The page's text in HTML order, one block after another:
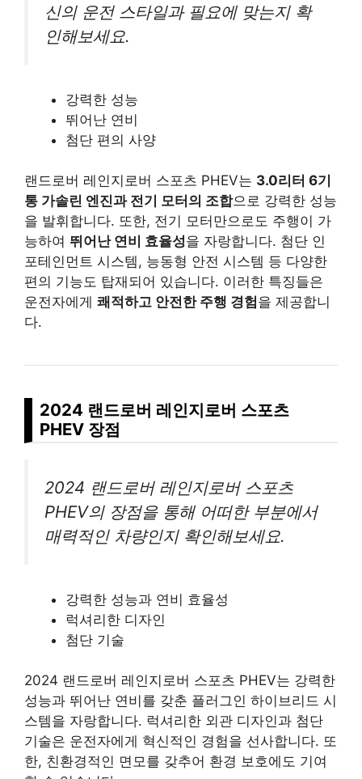
신의 운전 스타일과 필요에 맞는지 확
인해보세요.
강력한 성능
뛰어난 연비
첨단 편의 사양
랜드로버 레인지로버 스포츠 PHEV는 3.0리터 6기
통 가솔린 엔진과 전기 모터의 조합으로 강력한 성능
을 발휘합니다. 또한, 전기 모터만으로도 주행이 가
능하여 뛰어난 연비 효율성을 자랑합니다. 첨단 인
포테인먼트 시스템, 능동형 안전 시스템 등 다양한
편의 기능도 탑재되어 있습니다. 이러한 특징들은
운전자에게 쾌적하고 안전한 주행 경험을 제공합니
다.
2024 랜드로버 레인지로버 스포츠
PHEV 장점
2024 랜드로버 레인지로버 스포츠
PHEV의 장점을 통해 어떠한 부분에서
매력적인 차량인지 확인해보세요.
강력한 성능과 연비 효율성
럭셔리한 디자인
첨단 기술
2024 랜드로버 레인지로버 스포츠 PHEV는 강력한
성능과 뛰어난 연비를 갖춘 플러그인 하이브리드 시
스템을 자랑합니다. 럭셔리한 외관 디자인과 첨단
기술은 운전자에게 혁신적인 경험을 선사합니다. 또
한, 친환경적인 면모를 갖추어 환경 보호에도 기여